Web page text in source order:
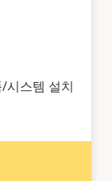
시스템 설치